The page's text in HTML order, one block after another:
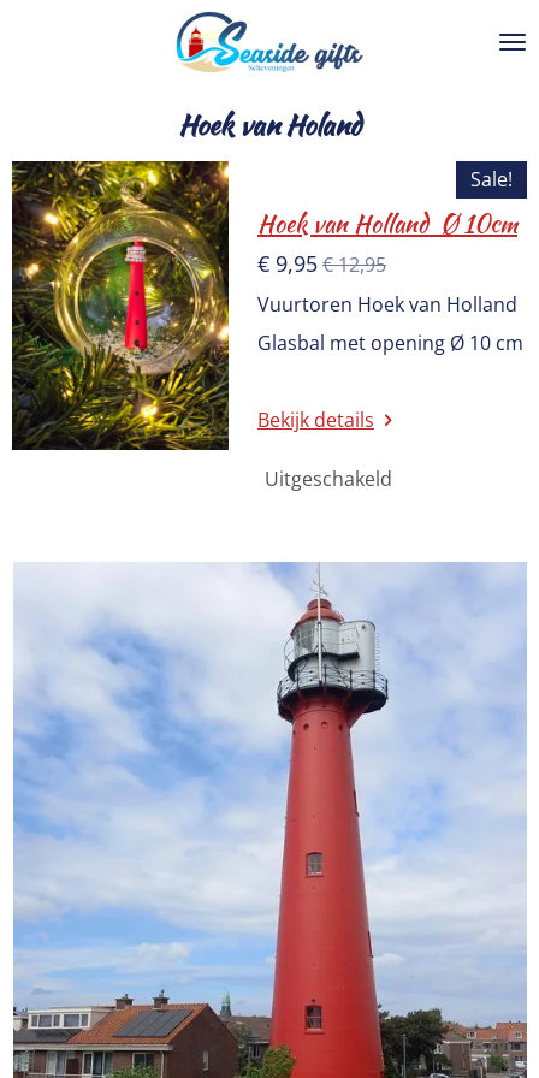
Hoek van Holand
Sale!
Hoek van Holland Ø 10cm
€ 9,95€ 12,95
Vuurtoren Hoek van Holland
Glasbal met opening Ø 10 cm
Bekijk details
Uitgeschakeld